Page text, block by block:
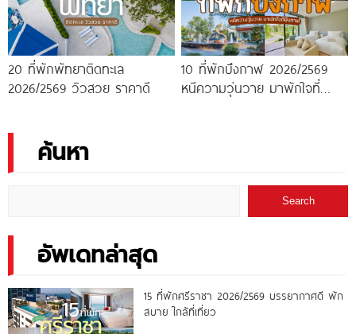
20 ที่พักพัทยาติดทะเล
2026/2569 วิวสวย ราคาดี
10 ที่พักบึงกาฬ 2026/2569
หนีความวุ่นวาย มาพักใจที่
ค้นหา
Search
อัพเดทล่าสุด
15 ที่พักศรีราชา 2026/2569 บรรยากาศดี พัก
สบาย ใกล้ที่เที่ยว